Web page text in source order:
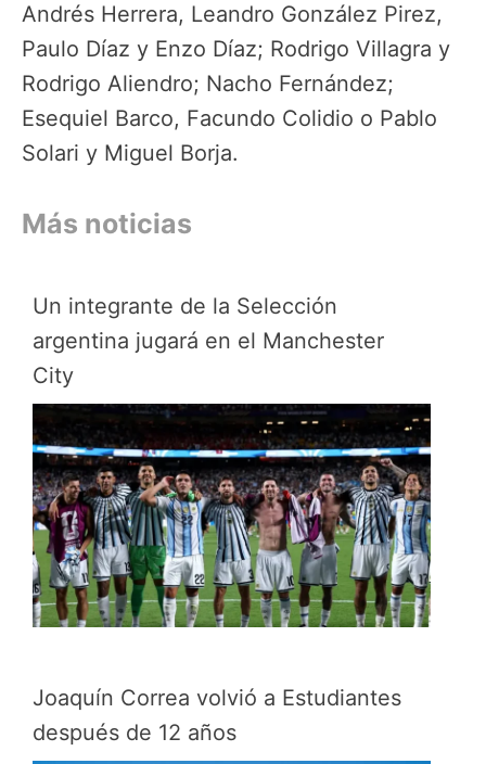
Andrés Herrera, Leandro González Pirez,
Paulo Díaz y Enzo Díaz; Rodrigo Villagra y
Rodrigo Aliendro; Nacho Fernández;
Esequiel Barco, Facundo Colidio o Pablo
Solari y Miguel Borja.
Más noticias
Un integrante de la Selección
argentina jugará en el Manchester
City
Joaquín Correa volvió a Estudiantes
después de 12 años